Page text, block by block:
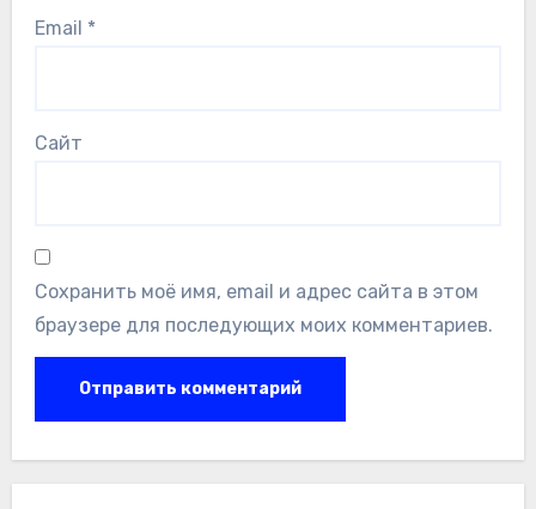
Email *
Сайт
Сохранить моё имя, email и адрес сайта в этом
браузере для последующих моих комментариев.